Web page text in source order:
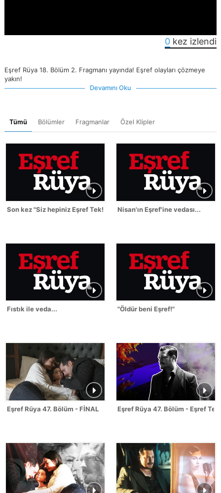
0 kez izlendi
Eşref Rüya 18. Bölüm 2. Fragmanı yayında! Eşref olayları çözmeye
yakın!
Devamını Oku
Tümü Bölümler Fragmanlar Özel Klipler
Son kez "Siz hepiniz Eşref Tek!" Nisan'ın Eşref'ine vedası...
Fıstık ile veda... "Öldür beni Eşref!"
Eşref Rüya 47. Bölüm - FİNAL Eşref Rüya 47. Bölüm - Eşref